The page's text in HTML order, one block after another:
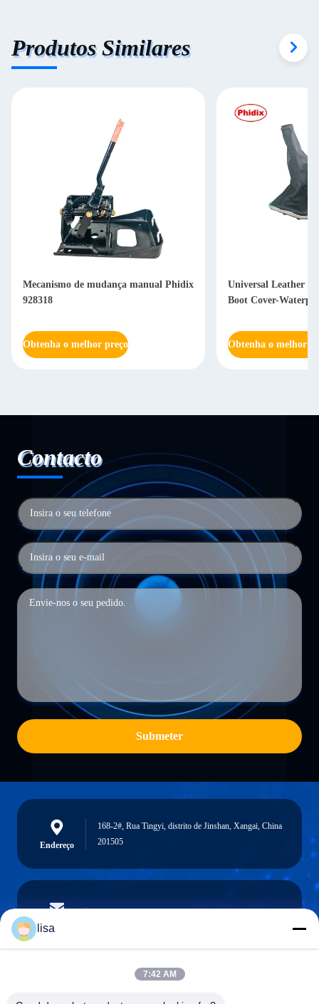
Produtos Similares
Mecanismo de mudança manual Phidix
928318
Obtenha o melhor preço
Universal Leather
Boot Cover-
Obtenha o melhor
Contacto
Submeter
Endereço
168-2#, Rua Tingyi, distrito de Jinshan, Xangai, China
201505
E-mail
lisa
7:42 AM